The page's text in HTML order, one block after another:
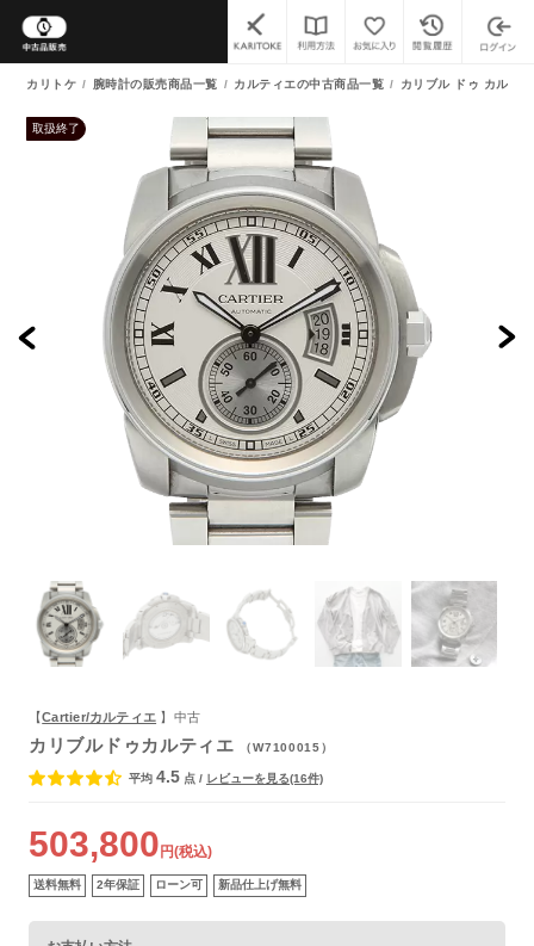
カリトケ 腕時計の販売商品一覧 カルティエの中古商品一覧 カリブル ドゥ カルテ
取扱終了
【Cartier/カルティエ 】中古
カリブルドゥカルティエ （W7100015）
平均 4.5 点 / レビューを見る(16件)
503,800 円(税込)
送料無料 2年保証 ローン可 新品仕上げ無料
保証書
あり
箱
なし
よくあるご質問